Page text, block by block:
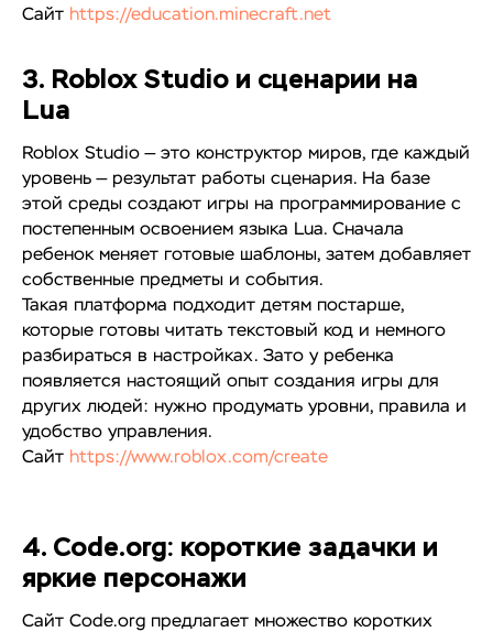
Сайт https://education.minecraft.net
3. Roblox Studio и сценарии на
Lua
Roblox Studio — это конструктор миров, где каждый
уровень — результат работы сценария. На базе
этой среды создают игры на программирование с
постепенным освоением языка Lua. Сначала
ребенок меняет готовые шаблоны, затем добавляет
собственные предметы и события.
Такая платформа подходит детям постарше,
которые готовы читать текстовый код и немного
разбираться в настройках. Зато у ребенка
появляется настоящий опыт создания игры для
других людей: нужно продумать уровни, правила и
удобство управления.
Сайт https://www.roblox.com/create
4. Code.org: короткие задачки и
яркие персонажи
Сайт Code.org предлагает множество коротких